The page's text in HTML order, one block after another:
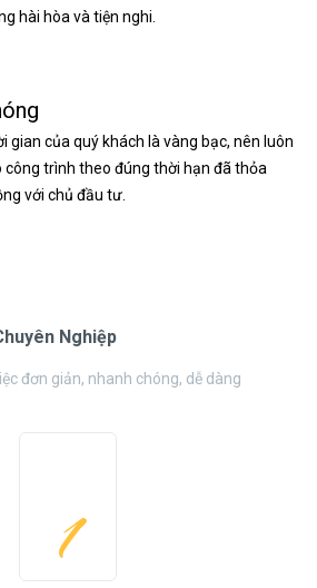
hài hòa và tiện nghi.
gian của quý khách là vàng bạc, nên luôn
công trình theo đúng thời hạn đã thỏa
với chủ đầu tư.
Nghiệp
đơn giản, nhanh chóng, dễ dàng
1